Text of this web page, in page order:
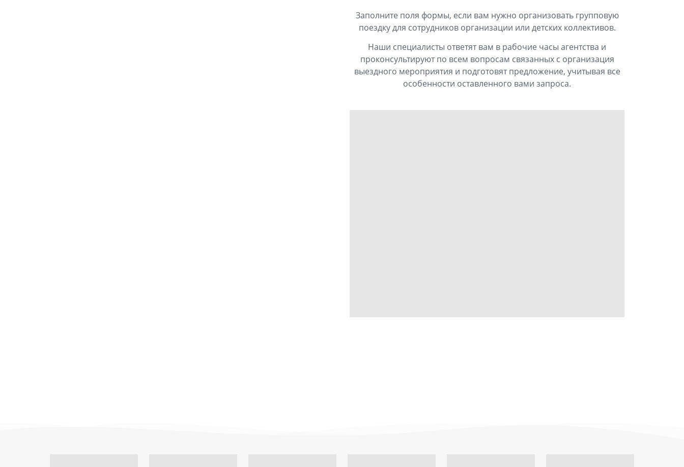
Заполните поля формы, если вам нужно организовать групповую
поездку для сотрудников организации или детских коллективов.
Наши специалисты ответят вам в рабочие часы агентства и
проконсультируют по всем вопросам связанных с организация
выездного мероприятия и подготовят предложение, учитывая все
особенности оставленного вами запроса.